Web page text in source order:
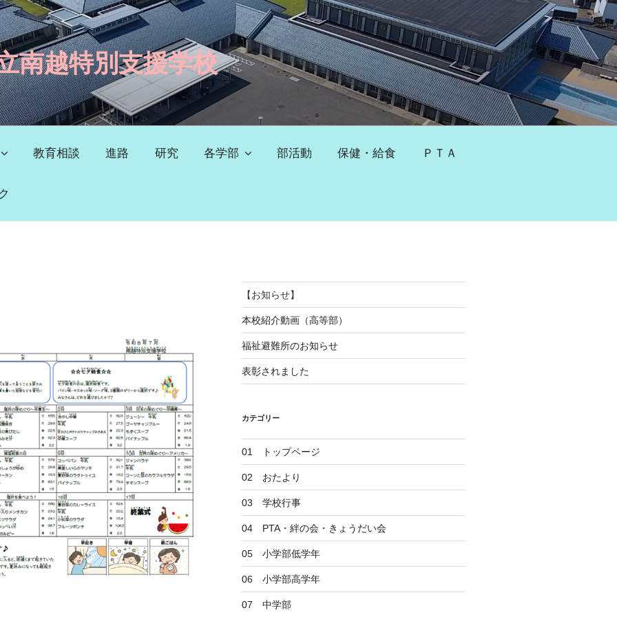
南越特別支援学校
教育相談 進路 研究 各学部 部活動 保健・給食 ＰＴＡ
【お知らせ】
本校紹介動画（高等部）
福祉避難所のお知らせ
表彰されました
カテゴリー
01 トップページ
02 おたより
03 学校行事
04 PTA・絆の会・きょうだい会
05 小学部低学年
06 小学部高学年
07 中学部